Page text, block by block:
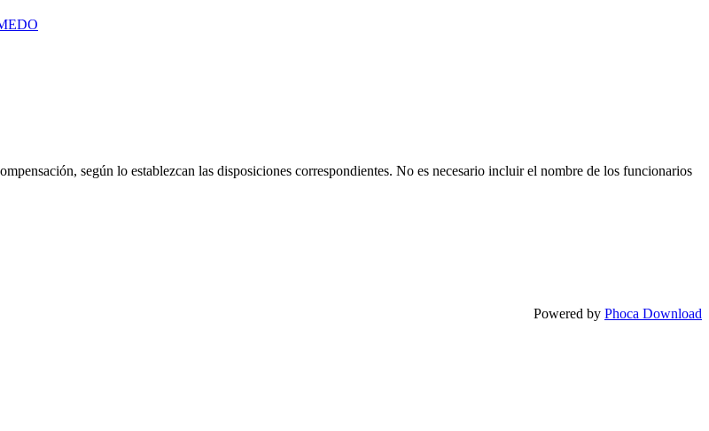
según lo establezcan las disposiciones correspondientes. No es necesario incluir el nombre de los funcionarios
Powered by Phoca Download